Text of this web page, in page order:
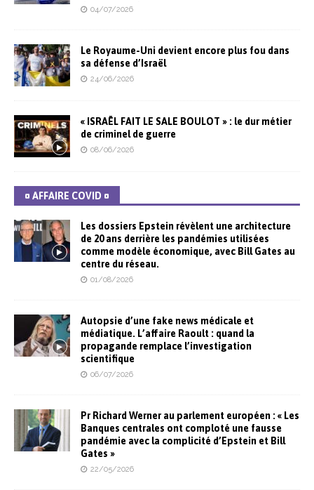
04/07/2026
Le Royaume-Uni devient encore plus fou dans
sa défense d’Israël
24/06/2026
« ISRAËL FAIT LE SALE BOULOT » : le dur métier
de criminel de guerre
08/06/2026
¤ AFFAIRE COVID ¤
Les dossiers Epstein révèlent une architecture
de 20 ans derrière les pandémies utilisées
comme modèle économique, avec Bill Gates au
centre du réseau.
01/08/2026
Autopsie d’une fake news médicale et
médiatique. L’affaire Raoult : quand la
propagande remplace l’investigation
scientifique
06/07/2026
Pr Richard Werner au parlement européen : « Les
Banques centrales ont comploté une fausse
pandémie avec la complicité d’Epstein et Bill
Gates »
22/05/2026